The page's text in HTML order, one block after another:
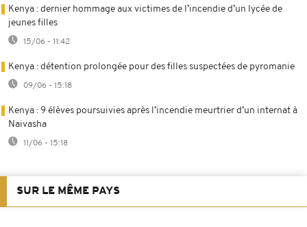
Kenya : dernier hommage aux victimes de l’incendie d’un lycée de
jeunes filles
15/06 - 11:42
Kenya : détention prolongée pour des filles suspectées de pyromanie
09/06 - 15:18
Kenya : 9 élèves poursuivies après l’incendie meurtrier d’un internat à
Naivasha
11/06 - 15:18
SUR LE MÊME PAYS